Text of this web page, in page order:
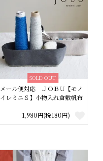
SOLD OUT
メール便対応 ＪＯＢＵ【モノ
イレミニＳ】小物入れ倉敷帆布
1,980円(税180円)